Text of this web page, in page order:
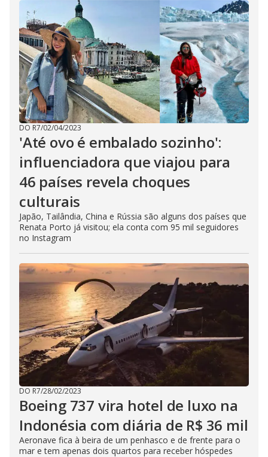
DO R7/02/04/2023
'Até ovo é embalado sozinho':
influenciadora que viajou para
46 países revela choques
culturais
Japão, Tailândia, China e Rússia são alguns dos países que
Renata Porto já visitou; ela conta com 95 mil seguidores
no Instagram
DO R7/28/02/2023
Boeing 737 vira hotel de luxo na
Indonésia com diária de R$ 36 mil
Aeronave fica à beira de um penhasco e de frente para o
mar e tem apenas dois quartos para receber hóspedes